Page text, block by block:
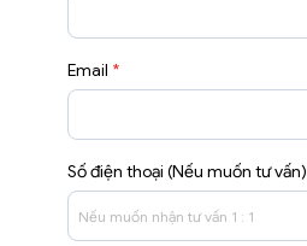
Email *
Số điện thoại (Nếu muốn tư vấn)